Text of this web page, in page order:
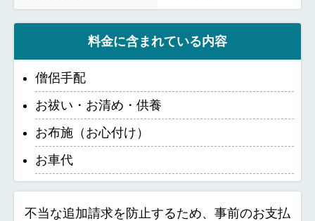
料金に含まれている内容
僧侶手配
お祓い・お清め・供養
お布施（お心付け）
お車代
不当な追加請求を防止するため、事前のお支払